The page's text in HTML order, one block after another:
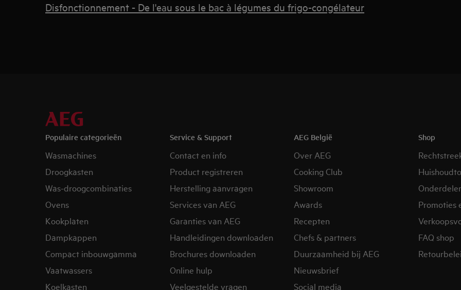
Disfonctionnement - De l'eau sous le bac à légumes du frigo-congélateur
Populaire categorieën
Wasmachines
Droogkasten
Was-droogcombinaties
Ovens
Kookplaten
Dampkappen
Compact inbouwgamma
Vaatwassers
Koelkasten
Service & Support
Contact en info
Product registreren
Herstelling aanvragen
Services van AEG
Garanties van AEG
Handleidingen downloaden
Brochures downloaden
Online hulp
Veelgestelde vragen
AEG België
Over AEG
Cooking Club
Showroom
Awards
Recepten
Chefs & partners
Duurzaamheid bij AEG
Nieuwsbrief
Social media
Shop
Promoties
FAQ shop